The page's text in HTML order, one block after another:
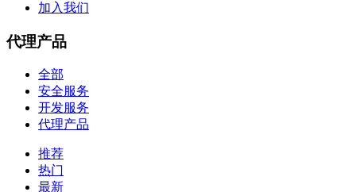
加入我们
代理产品
全部
安全服务
开发服务
代理产品
推荐
热门
最新